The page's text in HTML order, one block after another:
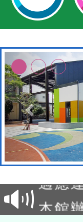
本校
本館